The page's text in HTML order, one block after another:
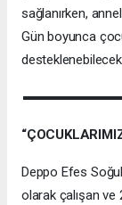
sağlanırken,
Gün boyunca
Deppo Efes
olarak çalışan ve